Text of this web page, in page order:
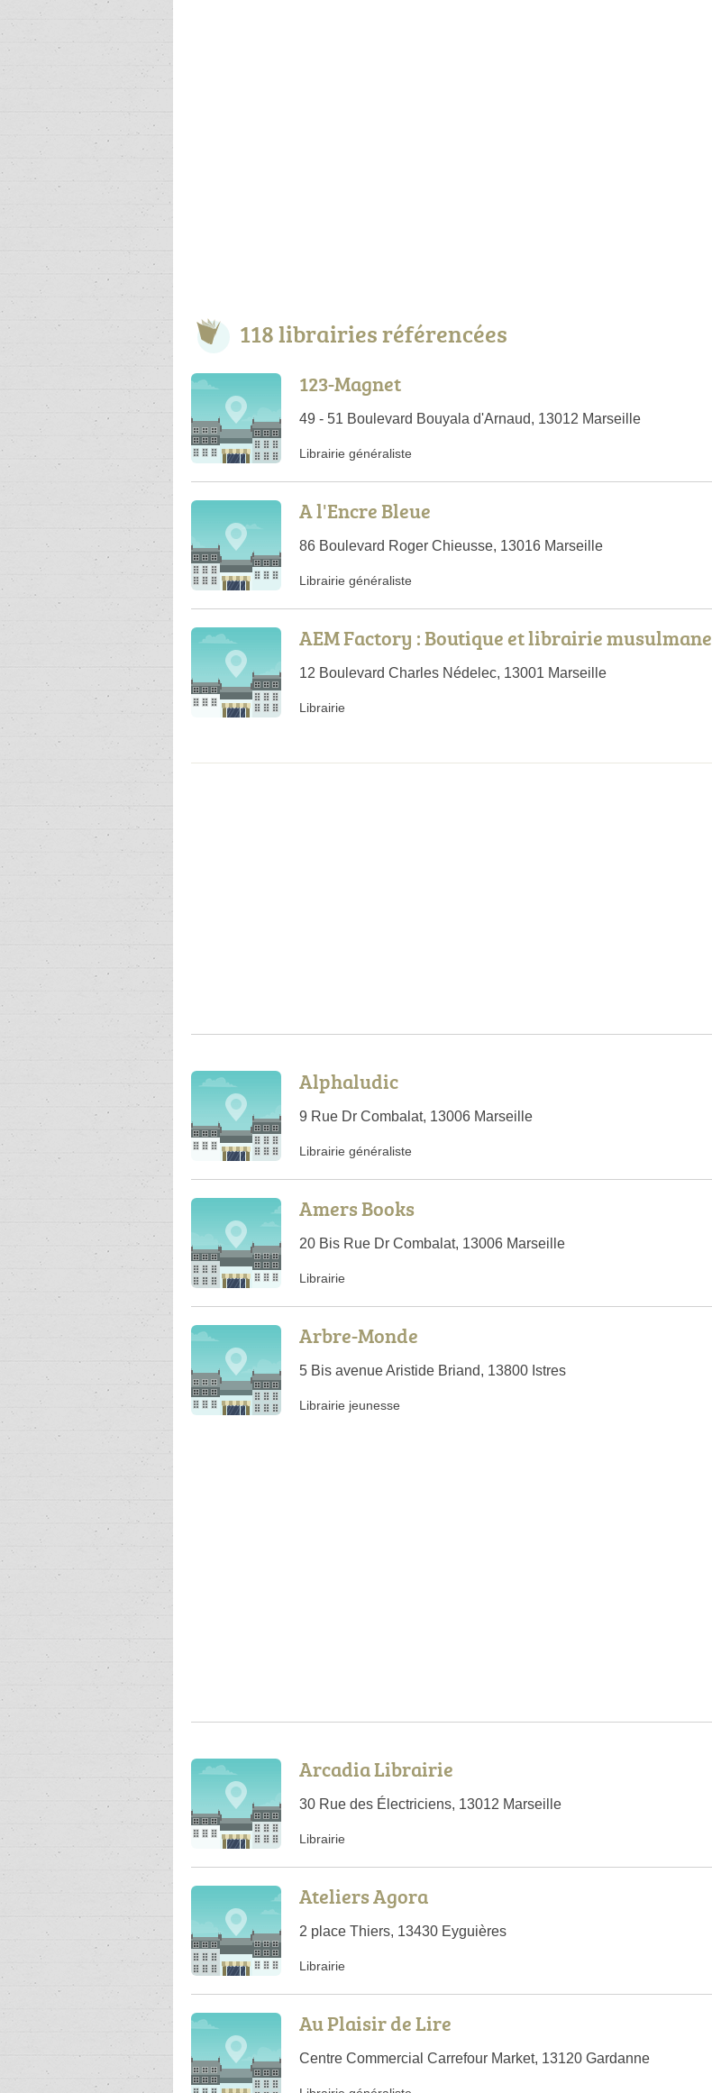
118 librairies référencées
123-Magnet
49 - 51 Boulevard Bouyala d'Arnaud, 13012 Marseille
Librairie généraliste
A l'Encre Bleue
86 Boulevard Roger Chieusse, 13016 Marseille
Librairie généraliste
AEM Factory : Boutique et librairie musulmane
12 Boulevard Charles Nédelec, 13001 Marseille
Librairie
Alphaludic
9 Rue Dr Combalat, 13006 Marseille
Librairie généraliste
Amers Books
20 Bis Rue Dr Combalat, 13006 Marseille
Librairie
Arbre-Monde
5 Bis avenue Aristide Briand, 13800 Istres
Librairie jeunesse
Arcadia Librairie
30 Rue des Électriciens, 13012 Marseille
Librairie
Ateliers Agora
2 place Thiers, 13430 Eyguières
Librairie
Au Plaisir de Lire
Centre Commercial Carrefour Market, 13120 Gardanne